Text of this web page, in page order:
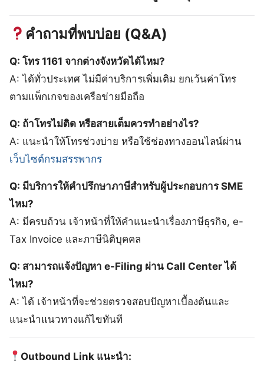
คำถามที่พบบ่อย (Q&A)
Q: โทร 1161 จากต่างจังหวัดได้ไหม?
A: ได้ทั่วประเทศ ไม่มีค่าบริการเพิ่มเติม ยกเว้นค่าโทร
ตามแพ็กเกจของเครือข่ายมือถือ
Q: ถ้าโทรไม่ติด หรือสายเต็มควรทำอย่างไร?
A: แนะนำให้โทรช่วงบ่าย หรือใช้ช่องทางออนไลน์ผ่าน
เว็บไซต์กรมสรรพากร
Q: มีบริการให้คำปรึกษาภาษีสำหรับผู้ประกอบการ SME
ไหม?
A: มีครบถ้วน เจ้าหน้าที่ให้คำแนะนำเรื่องภาษีธุรกิจ, e-
Tax Invoice และภาษีนิติบุคคล
Q: สามารถแจ้งปัญหา e-Filing ผ่าน Call Center ได้
ไหม?
A: ได้ เจ้าหน้าที่จะช่วยตรวจสอบปัญหาเบื้องต้นและ
แนะนำแนวทางแก้ไขทันที
Outbound Link แนะนำ: